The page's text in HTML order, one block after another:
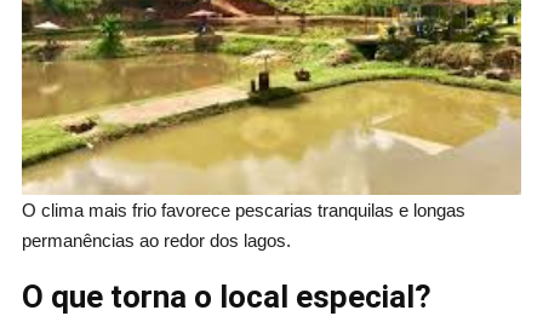
O clima mais frio favorece pescarias tranquilas e longas
permanências ao redor dos lagos.
O que torna o local especial?